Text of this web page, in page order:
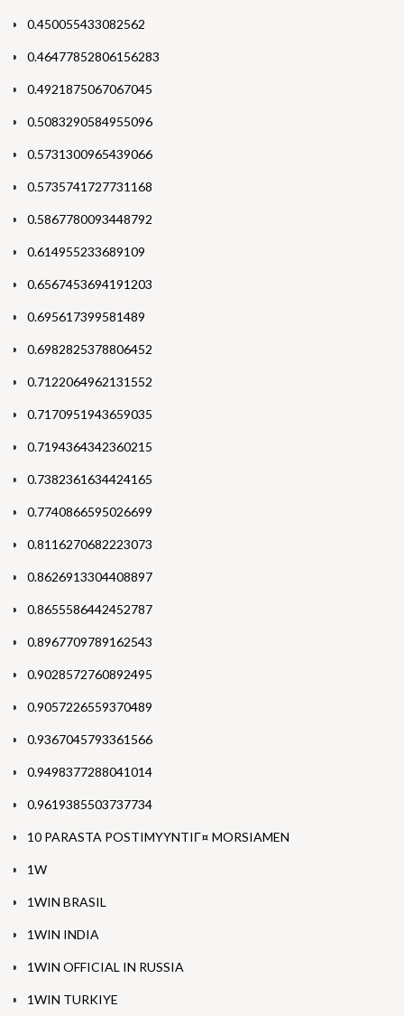
0.450055433082562
0.46477852806156283
0.4921875067067045
0.5083290584955096
0.5731300965439066
0.5735741727731168
0.5867780093448792
0.614955233689109
0.6567453694191203
0.695617399581489
0.6982825378806452
0.7122064962131552
0.7170951943659035
0.7194364342360215
0.7382361634424165
0.7740866595026699
0.8116270682223073
0.8626913304408897
0.8655586442452787
0.8967709789162543
0.9028572760892495
0.9057226559370489
0.9367045793361566
0.9498377288041014
0.9619385503737734
10 PARASTA POSTIMYYNTIГ¤ MORSIAMEN
1W
1WIN BRASIL
1WIN INDIA
1WIN OFFICIAL IN RUSSIA
1WIN TURKIYE